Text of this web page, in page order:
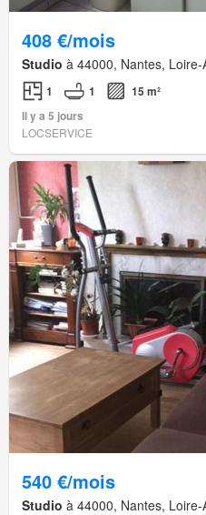
408 €/mois
Studio à 44000, Nantes,
1 1
15 m²
Il y a 5 jours
LOCSERVICE
540 €/mois
Studio à 44000, Nantes,